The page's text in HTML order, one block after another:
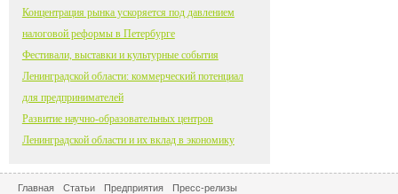
Концентрация рынка ускоряется под давлением
налоговой реформы в Петербурге
Фестивали, выставки и культурные события
Ленинградской области: коммерческий потенциал
для предпринимателей
Развитие научно-образовательных центров
Ленинградской области и их вклад в экономику
Главная Статьи Предприятия Пресс-релизы